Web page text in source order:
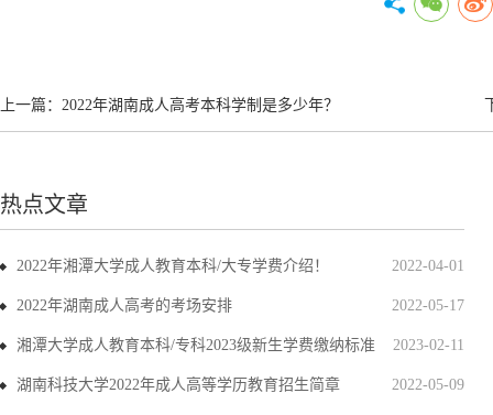
上一篇： 2022年湖南成人高考本科学制是多少年？
热点文章
2022-04-01
2022年湘潭大学成人教育本科/大专学费介绍！
2022-05-17
2022年湖南成人高考的考场安排
2023-02-11
湘潭大学成人教育本科/专科2023级新生学费缴纳标准
2022-05-09
湖南科技大学2022年成人高等学历教育招生简章